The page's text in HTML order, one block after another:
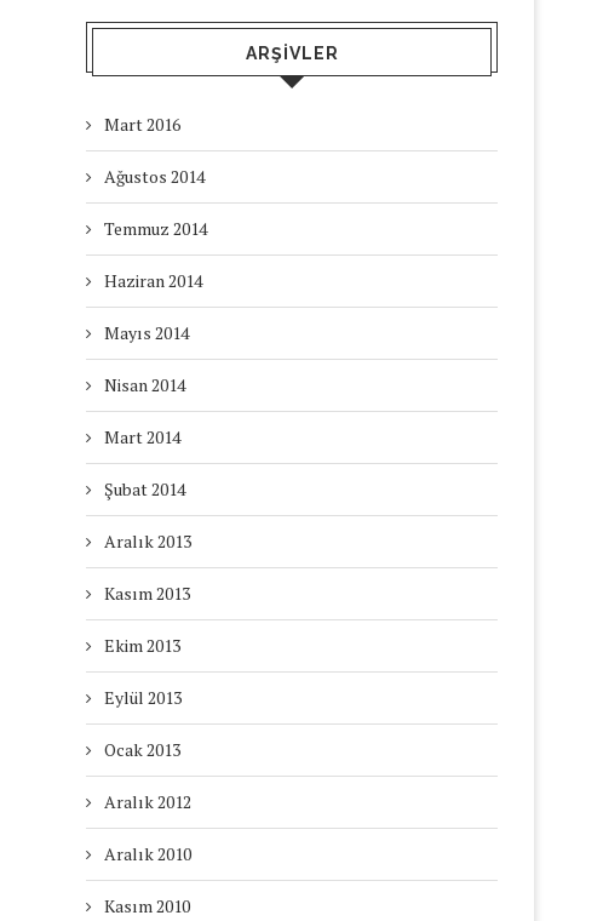
ARŞIVLER
Mart 2016
Ağustos 2014
Temmuz 2014
Haziran 2014
Mayıs 2014
Nisan 2014
Mart 2014
Şubat 2014
Aralık 2013
Kasım 2013
Ekim 2013
Eylül 2013
Ocak 2013
Aralık 2012
Aralık 2010
Kasım 2010